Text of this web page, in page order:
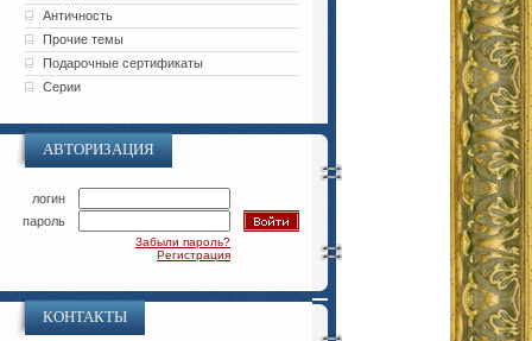
Античность
Прочие темы
Подарочные сертификаты
Серии
АВТОРИЗАЦИЯ
логин
пароль
Забыли пароль?
Регистрация
КОНТАКТЫ